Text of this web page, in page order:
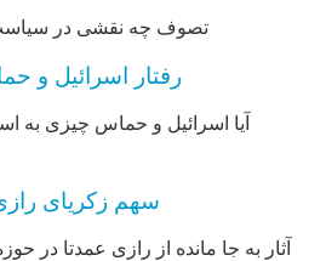
تصوف چه نقشی در
رفتار اسرائیل و
آیا اسرائیل و حماس چیزی به
سهم زکریای
آثار به جا مانده از رازی عمدتا